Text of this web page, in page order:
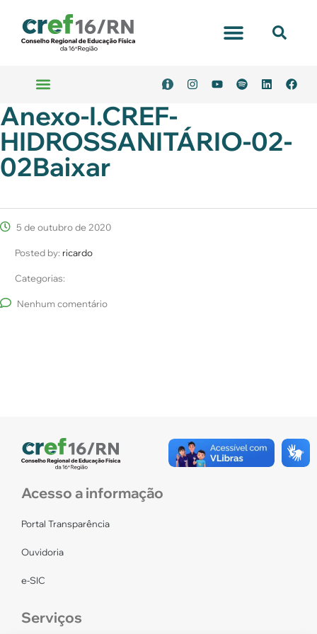
Anexo-I.CREF-
HIDROSSANITÁRIO-02-
02Baixar
5 de outubro de 2020
Posted by: ricardo
Categorias:
Nenhum comentário
Acesso a informação
Portal Transparência
Ouvidoria
e-SIC
Serviços